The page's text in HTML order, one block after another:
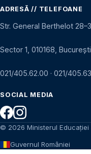
ADRESĂ // TELEFOANE
Str. General Berthelot
Sector 1, 010168, București
021/405.62.00 · 021/
SOCIAL MEDIA
© 2026 Ministerul
Guvernul României